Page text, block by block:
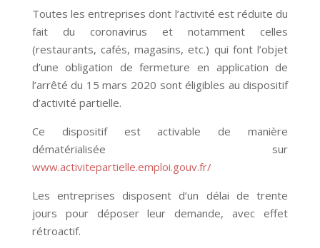
Toutes les entreprises dont l’activité est réduite du
fait du coronavirus et notamment celles
(restaurants, cafés, magasins, etc.) qui font l’objet
d’une obligation de fermeture en application de
l’arrêté du 15 mars 2020 sont éligibles au dispositif
d’activité partielle.
Ce dispositif est activable de manière
dématérialisée sur
www.activitepartielle.emploi.gouv.fr/
Les entreprises disposent d’un délai de trente
jours pour déposer leur demande, avec effet
rétroactif.